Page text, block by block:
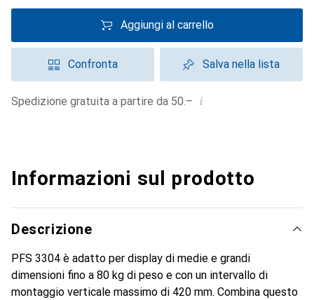
Aggiungi al carrello
Confronta Salva nella lista
Spedizione gratuita a partire da 50.– i
Informazioni sul prodotto
Descrizione
PFS 3304 è adatto per display di medie e grandi
dimensioni fino a 80 kg di peso e con un intervallo di
montaggio verticale massimo di 420 mm. Combina questo